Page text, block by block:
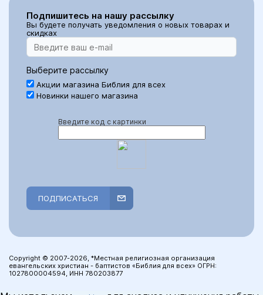
Подпишитесь на нашу рассылку
Вы будете получать уведомления о новых товарах и
скидках
Выберите рассылку
Акции магазина Библия для всех
Новинки нашего магазина
Введите код с картинки
ПОДПИСАТЬСЯ
Copyright © 2007-2026, *Местная религиозная организация
евангельских христиан - баптистов «Библия для всех» ОГРН:
1027800004594, ИНН 780203877